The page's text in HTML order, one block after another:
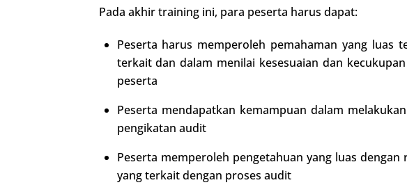
Pada akhir training ini, para peserta harus dapat:
Peserta harus memperoleh pemahaman yang luas
terkait dan dalam menilai kesesuaian dan
peserta
Peserta mendapatkan kemampuan dalam
pengikatan audit
Peserta memperoleh pengetahuan yang luas
yang terkait dengan proses audit